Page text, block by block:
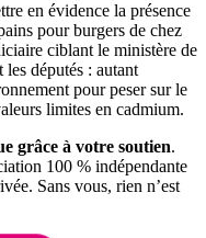
en évidence la présence
pour burgers de chez
ciblant le ministère de
députés : autant
pour peser sur le
limites en cadmium.
grâce à votre soutien.
100 % indépendante
Sans vous, rien n’est